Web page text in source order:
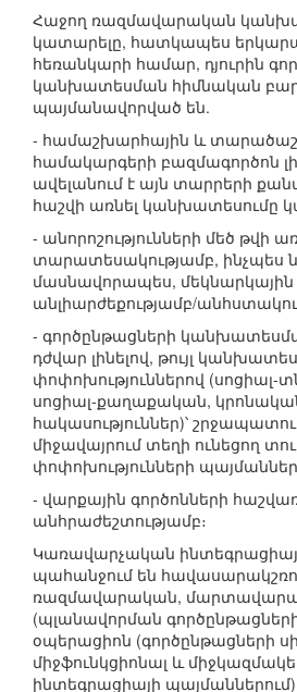
Հաջող ռազմավարական
կատարելը, հատկապես
հեռանկարի համար, դյուրին
կանխատեսման հիմնական
պայմանավորված են.
- համաշխարհային և
համակարգերի բազմագործոն
ավելանում է այն տարրերի
հաշվի առնել կանխատեսումը
- անորոշությունների մեծ թվի
տարատեսակությամբ, ինչպես
մասնավորապես,
անլիարժեքությամբ/
- գործընթացների
դժվար լինելով, թույլ
փոփոխություններով
սոցիալ-քաղաքական,
հակասություններ)՝
միջավայրում տեղի ունեցող
փոփոխությունների
- վարքային գործոնների
անհրաժեշտությամբ։
Կառավարչական
պահանջում են
ռազմավարական,
(պլանավորման
օպերացիոն (գործընթացների
միջֆունկցիոնալ և
ինտեգրացիայի